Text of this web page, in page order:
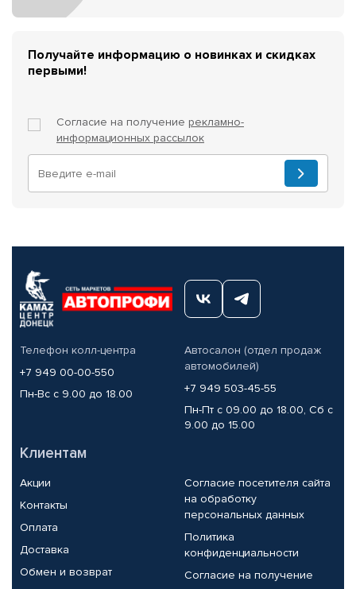
Получайте информацию о новинках и скидках
первыми!
Согласие на получение рекламно-
информационных рассылок
Телефон колл-центра
+7 949 00-00-550
Пн-Вс с 9.00 до 18.00
Автосалон (отдел продаж
автомобилей)
+7 949 503-45-55
Пн-Пт с 09.00 до 18.00, Сб с
9.00 до 15.00
Клиентам
Акции
Контакты
Оплата
Доставка
Обмен и возврат
Согласие посетителя сайта
на обработку
персональных данных
Политика
конфиденциальности
Согласие на получение